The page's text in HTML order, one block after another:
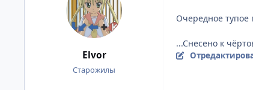
Elvor
Старожилы
Очередное тупое
...Снесено к